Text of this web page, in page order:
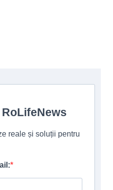
reale și soluții pentru